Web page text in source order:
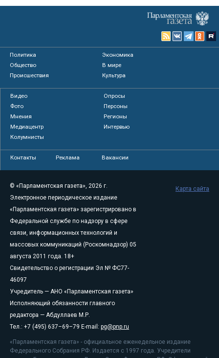
Политика
Экономика
Общество
В мире
Происшествия
Культура
Видео
Опросы
Фото
Персоны
Мнения
Регионы
Медиацентр
Интервью
Колумнисты
Контакты Реклама Вакансии
© «Парламентская газета», 2026 г.
Электронное периодическое издание
«Парламентская газета» зарегистрировано в
Федеральной службе по надзору в сфере
связи, информационных технологий и
массовых коммуникаций (Роскомнадзор) 05
августа 2011 года. 18+
Свидетельство о регистрации Эл № ФС77-
46097
Учредитель — АНО «Парламентская газета»
Исполняющий обязанности главного
редактора — Абдуллаев М.Р.
Тел.: +7 (495) 637–69–79 E-mail: pg@pnp.ru
«Парламентская газета» - официальное еженедельное издание
Федерального Собрания РФ. Издается с 1997 года. Учредители
Карта сайта